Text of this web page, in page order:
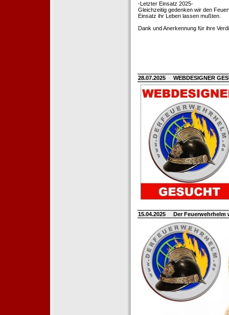
-Letzter Einsatz 2025-
Gleichzeitig gedenken wir den
Einsatz ihr Leben lassen mußten.
Dank und Anerkennung für ihre
28.07.2025 WEBDESIGNER
15.04.2025 Der